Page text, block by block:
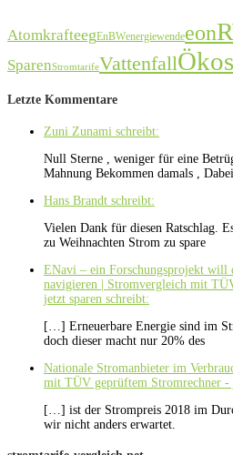
AtomkrafteegEnBWenergiewendeeon
SparenStromtarifeVattenfall
Letzte Kommentare
Zuni Zunami schreibt:
Null Sterne , weniger für eine
Mahnung Bekommen damals ,
Hans Brandt schreibt:
Vielen Dank für diesen Ratschlag.
zu Weihnachten Strom zu spare
ENavi – ein Forschungsprojekt
navigieren | Stromvergleich mit
jetzt sparen schreibt:
[…] Erneuerbare Energie sind im
doch dieser macht nur 20% des
Nationale Stromanbieter im
mit TÜV geprüftem Stromrechner -
[…] ist der Strompreis 2018 im
wir nicht anders erwartet.